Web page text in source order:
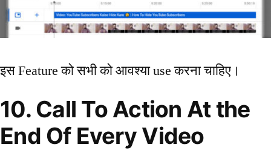
इस Feature को सभी को आवश्या use करना चाहिए।
10. Call To Action At the
End Of Every Video